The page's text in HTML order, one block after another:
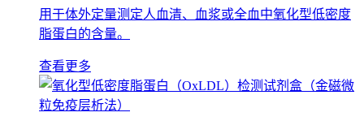
用于体外定量测定人血清、血浆或全血中氧化型低密度
脂蛋白的含量。
查看更多